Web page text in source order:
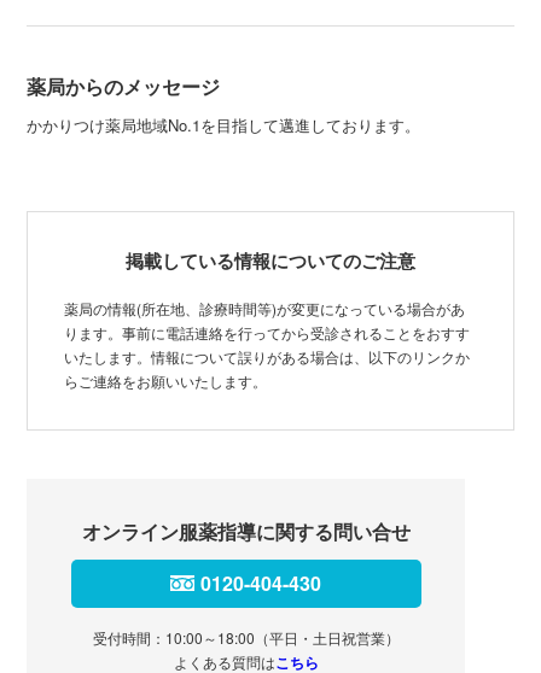
薬局からのメッセージ
かかりつけ薬局地域No.1を目指して邁進しております。
掲載している情報についてのご注意
薬局の情報(所在地、診療時間等)が変更になっている場合があ
ります。事前に電話連絡を行ってから受診されることをおすす
いたします。情報について誤りがある場合は、以下のリンクか
らご連絡をお願いいたします。
オンライン服薬指導に関する問い合せ
0120-404-430
受付時間：10:00～18:00（平日・土日祝営業）
よくある質問はこちら